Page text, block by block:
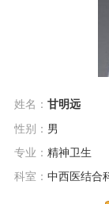
姓名： 甘明远
性别： 男
专业： 精神卫生
科室： 中西医结合